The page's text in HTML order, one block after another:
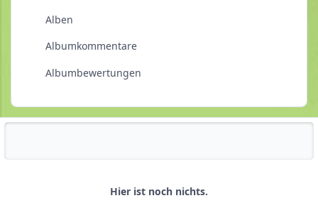
Alben
Albumkommentare
Albumbewertungen
Hier ist noch nichts.